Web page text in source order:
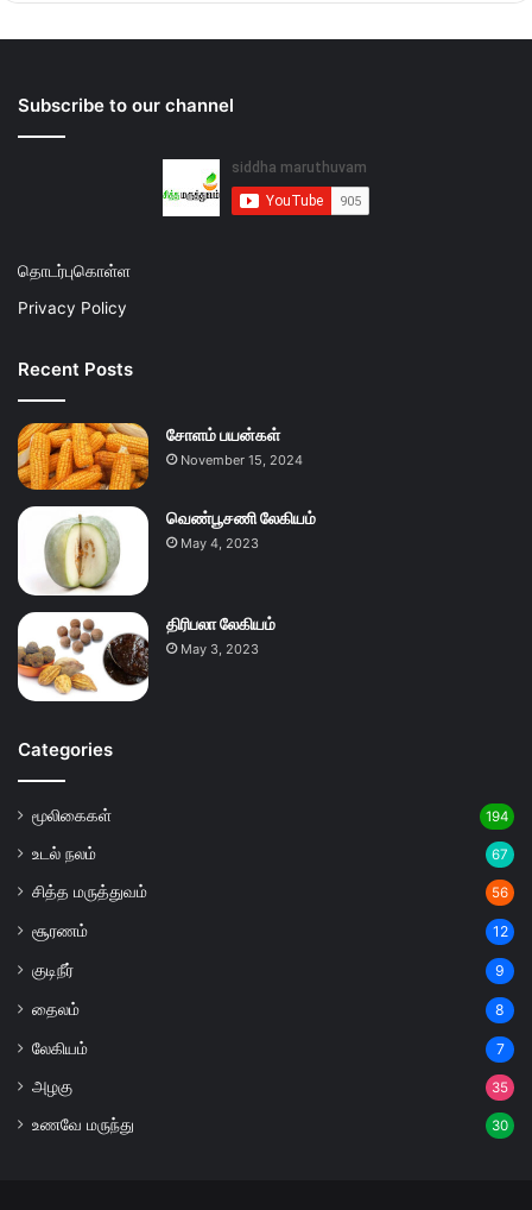
Subscribe to our channel
தொடர்புகொள்ள
Privacy Policy
Recent Posts
சோளம் பயன்கள்
November 15, 2024
வெண்பூசணி லேகியம்
May 4, 2023
திரிபலா லேகியம்
May 3, 2023
Categories
மூலிகைகள் 194
உடல் நலம் 67
சித்த மருத்துவம் 56
சூரணம் 12
குடிநீர் 9
தைலம் 8
லேகியம் 7
அழகு 35
உணவே மருந்து 30